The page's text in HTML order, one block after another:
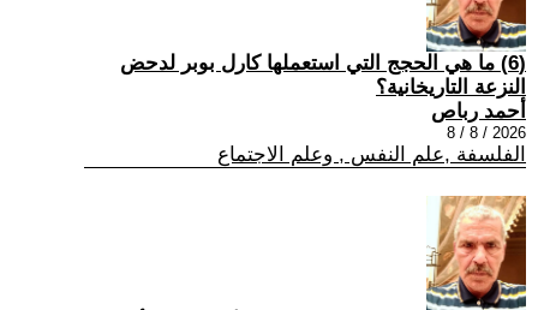
(6) ما هي الحجج التي استعملها كارل بوبر لدحض
النزعة التاريخانية؟
أحمد رباص
2026 / 8 / 8
الفلسفة ,علم النفس , وعلم الاجتماع